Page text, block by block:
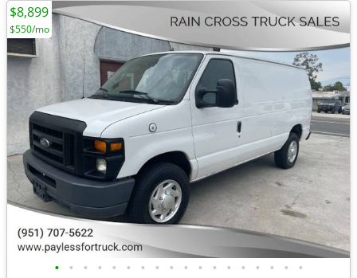
• • • • • • • • • • • • • • • • • •
$8,899
$550/mo